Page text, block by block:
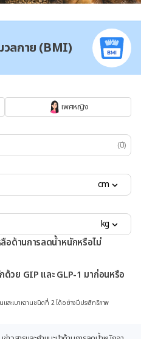
วลกาย (BMI)
เพศหญิง
(ปี)
cm
kg
อด้านการลดน้ำหนักหรือไม่
วย GIP และ GLP-1 มาก่อนหรือ
ละเบาหวานชนิดที่ 2 ได้อย่างมีประสิทธิภาพ